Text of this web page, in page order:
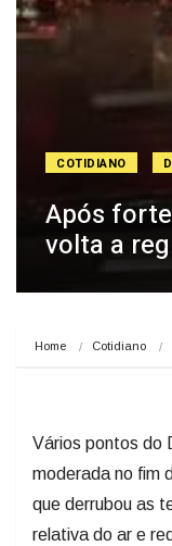
COTIDIANO
Após
volta a
Home Cotidiano
Vários pontos do
moderada no fim
que derrubou as
relativa do ar e